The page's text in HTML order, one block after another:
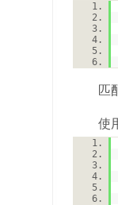
匹配
使用